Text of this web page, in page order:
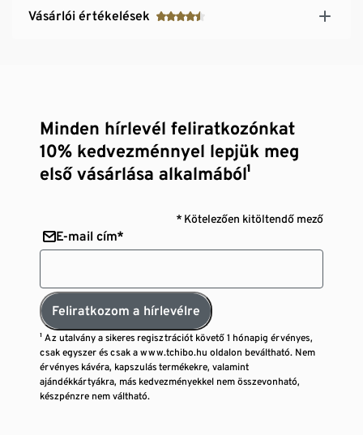
Vásárlói értékelések
Minden hírlevél feliratkozónkat
10% kedvezménnyel lepjük meg
első vásárlása alkalmából¹
* Kötelezően kitöltendő mező
E-mail cím*
Feliratkozom a hírlevélre
¹ Az utalvány a sikeres regisztrációt követő 1 hónapig érvényes,
csak egyszer és csak a www.tchibo.hu oldalon beváltható. Nem
érvényes kávéra, kapszulás termékekre, valamint
ajándékkártyákra, más kedvezményekkel nem összevonható,
készpénzre nem váltható.